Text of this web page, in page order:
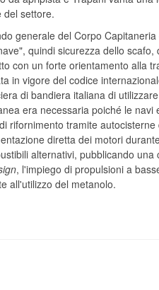
del settore.
generale del Corpo
quindi sicurezza dello
con un forte orientamento alla
in vigore del codice
di bandiera italiana di
era necessaria poiché le
rifornimento tramite
diretta dei motori
alternativi, pubblicando
, l'impiego di propulsioni a
all'utilizzo del metanolo.